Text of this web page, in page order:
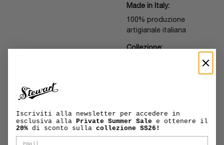
Made in Italy:
100% produzione
artigianale italiana
Collezione:
E CURA DEL
PRODOTTO
Iscriviti alla newsletter per accedere in
esclusiva alla
Private Summer Sale e ottenere il
20% di sconto sulla collezione SS26!